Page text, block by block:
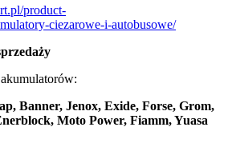
product-
ciezarowe-i-autobusowe/
Banner, Jenox, Exide, Forse, Grom,
Moto Power, Fiamm, Yuasa